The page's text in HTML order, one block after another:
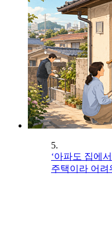
5.
‘아파도 집에
주택이라 어려